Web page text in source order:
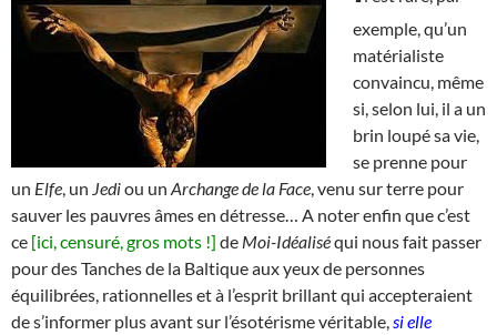
exemple, qu’un
matérialiste
convaincu, même
si, selon lui, il a un
brin loupé sa vie,
se prenne pour
un Elfe , un Jediou un Archange de la Face , venu sur terre pour
sauver les pauvres âmes en détresse… A noter enfin que c’est
ce [ici, censuré, gros mots !] de Moi-Idéaliséqui nous fait passer
pour des Tanches de la Baltique aux yeux de personnes
équilibrées, rationnelles et à l’esprit brillant qui accepteraient
de s’informer plus avant sur l’ésotérisme véritable, si elle